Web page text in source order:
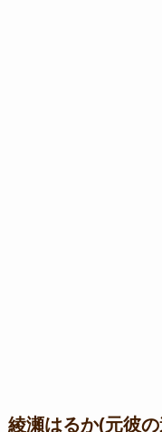
綾瀬はるか(元彼